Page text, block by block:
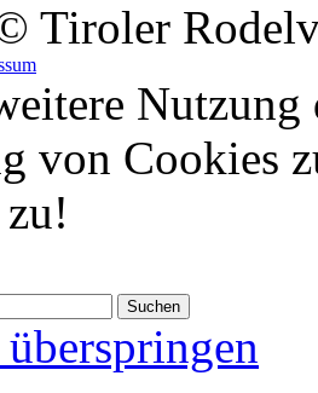
Tiroler
Nutzung
von Cookies